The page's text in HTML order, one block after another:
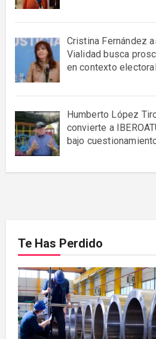
Cristina Fernández
Vialidad busca
en contexto electoral
Humberto López
convierte a
bajo
Te Has Perdido